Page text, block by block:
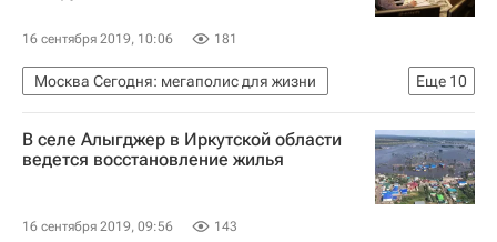
16 сентября 2019, 10:06 181
Еще 10
Москва Сегодня: мегаполис для жизни
Происшествия
Москва
МОЭК
Министерство обороны РФ (Минобороны РФ)
Комплекс городского хозяйства Москвы
В селе Алыгджер в Иркутской области
ведется восстановление жилья
16 сентября 2019, 09:56 143